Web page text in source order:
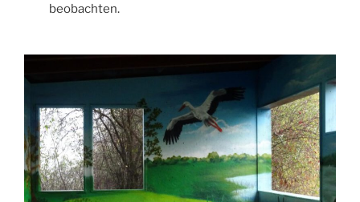
beobachten.